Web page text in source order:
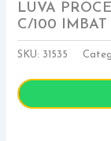
LUVA
C/100 IMBAT
SKU: 31535